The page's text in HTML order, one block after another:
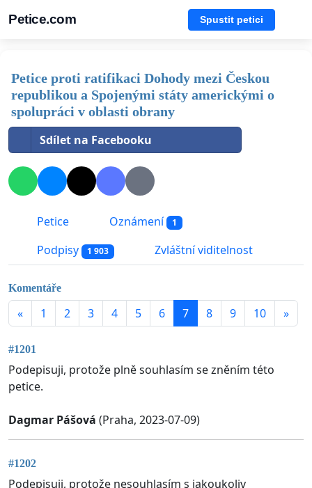
Petice.com Spustit petici
Petice proti ratifikaci Dohody mezi Českou
republikou a Spojenými státy americkými o
spolupráci v oblasti obrany
Sdílet na Facebooku
Petice Oznámení 1
Podpisy 1 903 Zvláštní viditelnost
Komentáře
« 1 2 3 4 5 6 7 8 9 10 »
#1201
Podepisuji, protože plně souhlasím se zněním této
petice.
Dagmar Pášová (Praha, 2023-07-09)
#1202
Podepisuji, protože nesouhlasím s jakoukoliv